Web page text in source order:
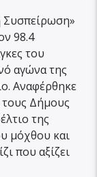
Συσπείρωση»
98.4
του
αγώνα της
Αναφέρθηκε
τους Δήμους
της
μόχθου και
που αξίζει